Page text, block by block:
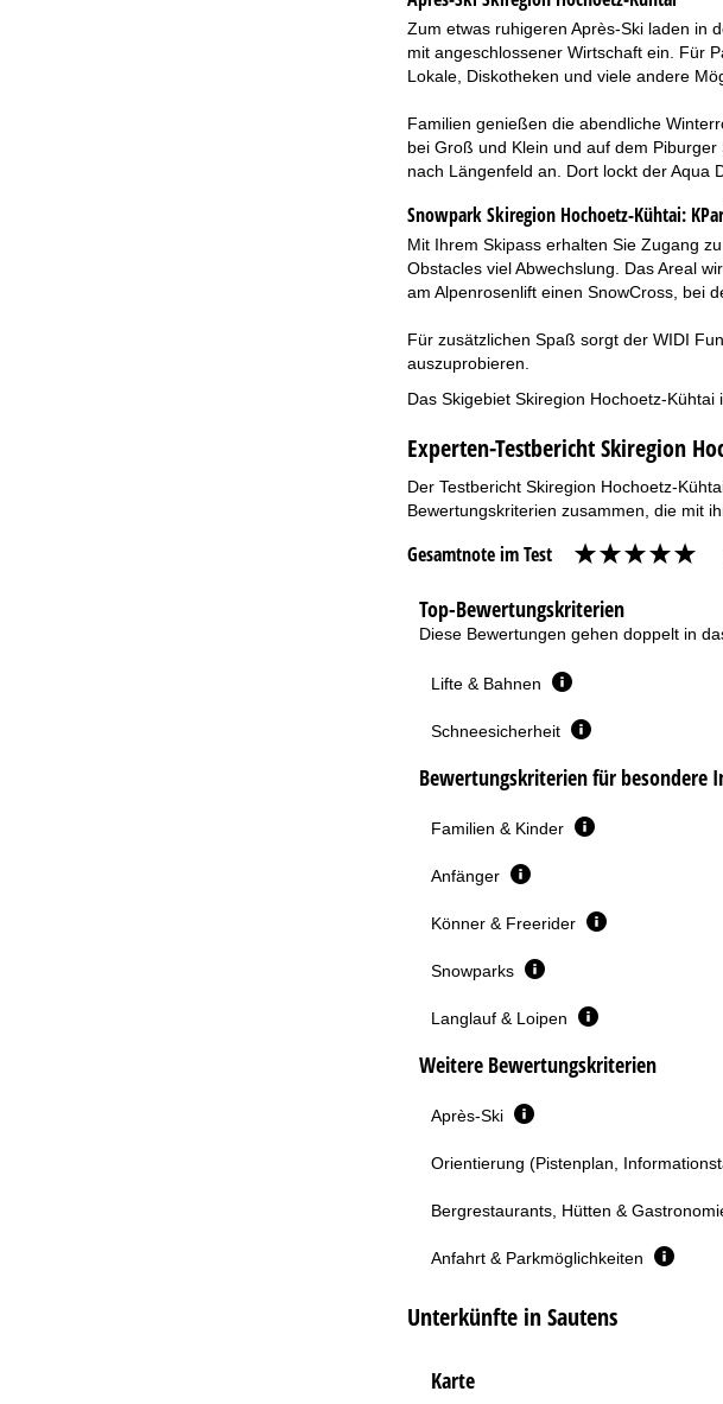
Zum etwas ruhigeren Après-Ski laden in
mit angeschlossener Wirtschaft ein. Für
Lokale, Diskotheken und viele andere
Familien genießen die abendliche
bei Groß und Klein und auf dem
nach Längenfeld an. Dort lockt der Aqua
Snowpark Skiregion Hochoetz-Kühtai:
Mit Ihrem Skipass erhalten Sie Zugang
Obstacles viel Abwechslung. Das Areal
am Alpenrosenlift einen SnowCross, bei
Für zusätzlichen Spaß sorgt der WIDI
auszuprobieren.
Das Skigebiet Skiregion Hochoetz-
Experten-Testbericht Skiregion
Der Testbericht Skiregion Hochoetz-
Bewertungskriterien zusammen, die mit
Gesamtnote im Test
Top-Bewertungskriterien
Diese Bewertungen gehen doppelt in
Lifte & Bahnen
Schneesicherheit
Bewertungskriterien für besondere
Familien & Kinder
Anfänger
Könner & Freerider
Snowparks
Langlauf & Loipen
Weitere Bewertungskriterien
Après-Ski
Orientierung (Pistenplan,
Bergrestaurants, Hütten &
Anfahrt & Parkmöglichkeiten
Unterkünfte in Sautens
Karte